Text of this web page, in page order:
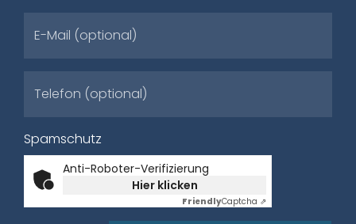
E-Mail (optional)
Telefon (optional)
Spamschutz
Anti-Roboter-Verifizierung
Hier klicken
FriendlyCaptcha ⇗